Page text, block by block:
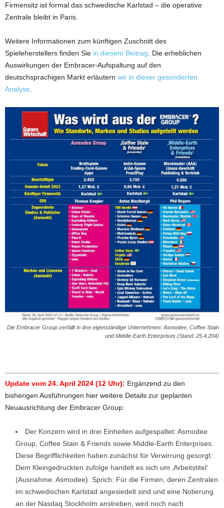
Firmensitz ist formal das schwedische Karlstad – die operative
Zentrale bleibt in Paris.
Weitere Informationen zum künftigen Zuschnitt des
Spieleherstellers finden Sie in diesem Beitrag . Die erheblichen
Auswirkungen der Embracer-Aufspaltung auf den
deutschsprachigen Markt erläutern wir in dieser gesonderten
Analyse
Die Embracer Group zerfällt in drei eigenständige Unternehmen: Asmodee, Coffee Stain
und Middle-Earth Enterprises (Stand: 25.4.204)
Update vom 24. April 2024 (12 Uhr): Ergänzend zu den
bisherigen Ausführungen hier weitere Details zur geplanten
Neuausrichtung der Embracer Group:
Der Konzern wird in drei Einheiten aufgespaltet: Asmodee
Group, Coffee Stain & Friends sowie Middle-Earth Enterprises.
Diese Begrifflichkeiten haben zunächst für Verwirrung gesorgt:
Dem Kleingedruckten zufolge handelt es sich um ‚Arbeitstitel‘
(Ausnahme: Asmodee). Sprich: Für die Firmen, deren Zentralen
im schwedischen Karlstad angesiedelt sind und eine Notierung
an der Nasdaq Stockholm anstreben, wird noch nach